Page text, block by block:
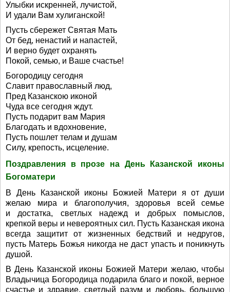
Улыбки искренней, лучистой,
И удали Вам хулиганской!
Пусть сбережет Святая Мать
От бед, ненастий и напастей,
И верно будет охранять
Покой, семью, и Ваше счастье!
Богородицу сегодня
Славит православный люд,
Пред Казанскою иконой
Чуда все сегодня ждут.
Пусть подарит вам Мария
Благодать и вдохновение,
Пусть пошлет телам и душам
Силу, крепость, исцеление.
Поздравления в прозе на День Казанской иконы
Богоматери
В День Казанской иконы Божией Матери я от души
желаю мира и благополучия, здоровья всей семье
и достатка, светлых надежд и добрых помыслов,
крепкой веры и невероятных сил. Пусть Казанская икона
всегда защитит от жизненных бедствий и недругов,
пусть Матерь Божья никогда не даст упасть и поникнуть
душой.
В День Казанской иконы Божией Матери желаю, чтобы
Владычица Богородица подарила благо и покой, верное
счастье и здравие, светлый разум и любовь, большую